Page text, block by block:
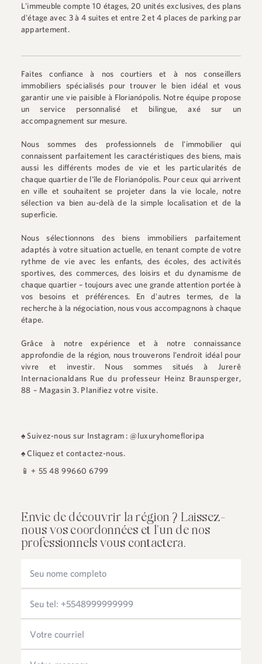
L'immeuble compte 10 étages, 20 unités exclusives, des plans
d'étage avec 3 à 4 suites et entre 2 et 4 places de parking par
appartement.
Faites confiance à nos courtiers et à nos conseillers
immobiliers spécialisés pour trouver le bien idéal et vous
garantir une vie paisible à Florianópolis. Notre équipe propose
un service personnalisé et bilingue, axé sur un
accompagnement sur mesure.
Nous sommes des professionnels de l'immobilier qui
connaissent parfaitement les caractéristiques des biens, mais
aussi les différents modes de vie et les particularités de
chaque quartier de l'île de Florianópolis. Pour ceux qui arrivent
en ville et souhaitent se projeter dans la vie locale, notre
sélection va bien au-delà de la simple localisation et de la
superficie.
Nous sélectionnons des biens immobiliers parfaitement
adaptés à votre situation actuelle, en tenant compte de votre
rythme de vie avec les enfants, des écoles, des activités
sportives, des commerces, des loisirs et du dynamisme de
chaque quartier – toujours avec une grande attention portée à
vos besoins et préférences. En d'autres termes, de la
recherche à la négociation, nous vous accompagnons à chaque
étape.
Grâce à notre expérience et à notre connaissance
approfondie de la région, nous trouverons l'endroit idéal pour
vivre et investir. Nous sommes situés à Jurerê
Internacionaldans Rue du professeur Heinz Braunsperger,
88 – Magasin 3. Planifiez votre visite.
♠ Suivez-nous sur Instagram : @luxuryhomefloripa
♠Cliquez et contactez-nous.
📱+ 55 48 99660 6799
Envie de découvrir la région ? Laissez-
nous vos coordonnées et l’un de nos
professionnels vous contactera.